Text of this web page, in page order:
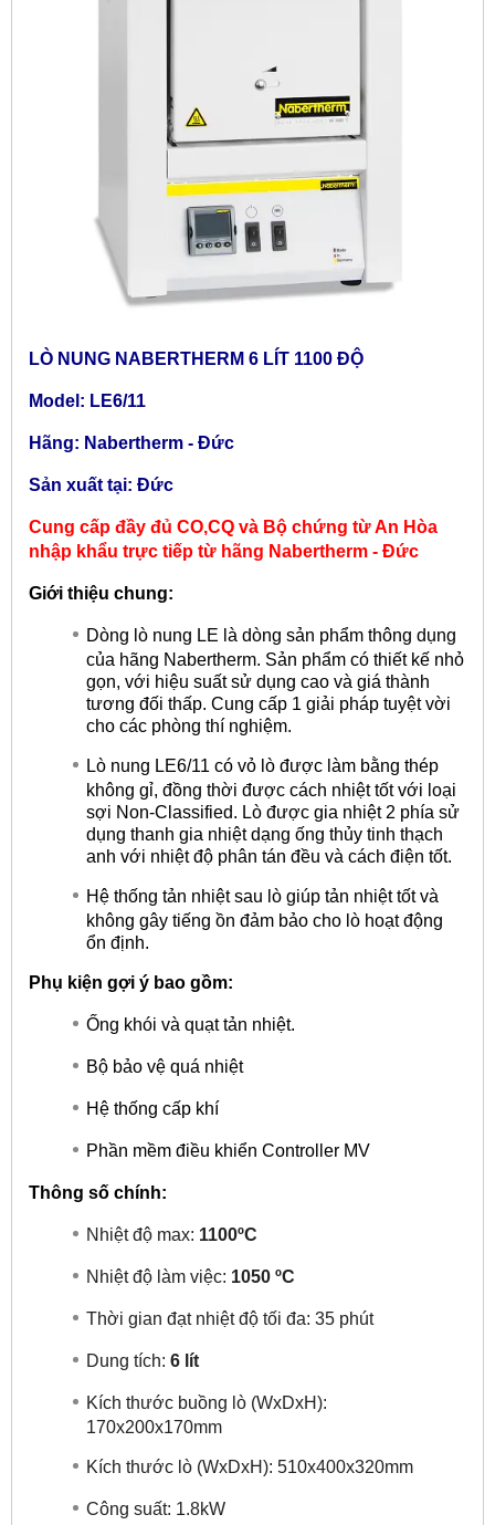
LÒ NUNG NABERTHERM 6 LÍT 1100 ĐỘ
Model: LE6/11
Hãng: Nabertherm - Đức
Sản xuất tại: Đức
Cung cấp đầy đủ CO,CQ và Bộ chứng từ An Hòa
nhập khẩu trực tiếp từ hãng Nabertherm - Đức
Giới thiệu chung:
Dòng lò nung LE là dòng sản phẩm thông dụng
của hãng Nabertherm. Sản phẩm có thiết kế nhỏ
gọn, với hiệu suất sử dụng cao và giá thành
tương đối thấp. Cung cấp 1 giải pháp tuyệt vời
cho các phòng thí nghiệm.
Lò nung LE6/11 có vỏ lò được làm bằng thép
không gỉ, đồng thời được cách nhiệt tốt với loại
sợi Non-Classified. Lò được gia nhiệt 2 phía sử
dụng thanh gia nhiệt dạng ống thủy tinh thạch
anh với nhiệt độ phân tán đều và cách điện tốt.
Hệ thống tản nhiệt sau lò giúp tản nhiệt tốt và
không gây tiếng ồn đảm bảo cho lò hoạt động
ổn định.
Phụ kiện gợi ý bao gồm:
Ống khói và quạt tản nhiệt.
Bộ bảo vệ quá nhiệt
Hệ thống cấp khí
Phần mềm điều khiển Controller MV
Thông số chính:
Nhiệt độ max: 1100ºC
Nhiệt độ làm việc: 1050 ºC
Thời gian đạt nhiệt độ tối đa: 35 phút
Dung tích: 6 lít
Kích thước buồng lò (WxDxH):
170x200x170mm
Kích thước lò (WxDxH): 510x400x320mm
Công suất: 1.8kW